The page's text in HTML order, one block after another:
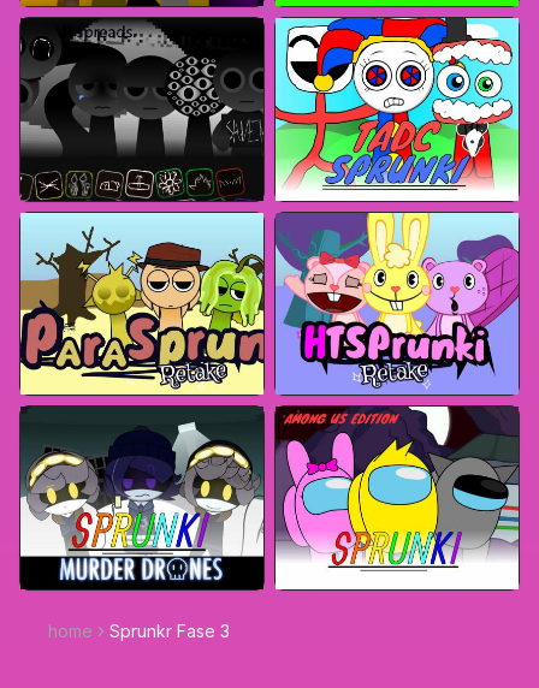
home Sprunkr Fase 3